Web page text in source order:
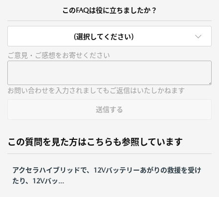
このFAQは役に立ちましたか？
(選択してください)
ご意見・ご感想をお寄せください
お問い合わせを入力されましてもご返信はいたしかねます
送信する
この質問を見た方はこちらも参照しています
アクセラハイブリッドで、12Vバッテリーあがりの救援を受け
たり、12Vバッ...